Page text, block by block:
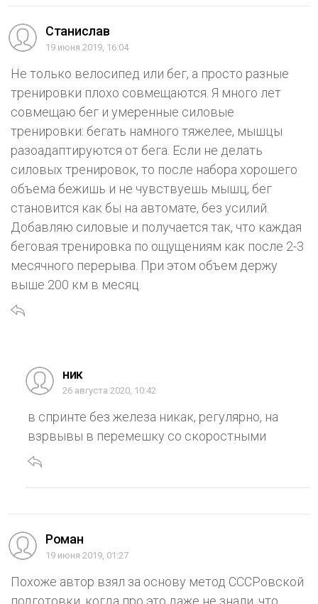
Станислав
19 июня 2019, 16:04
Не только велосипед или бег, а просто разные
тренировки плохо совмещаются. Я много лет
совмещаю бег и умеренные силовые
тренировки: бегать намного тяжелее, мышцы
разоадаптируются от бега. Если не делать
силовых тренировок, то после набора хорошего
объема бежишь и не чувствуешь мышц, бег
становится как бы на автомате, без усилий.
Добавляю силовые и получается так, что каждая
беговая тренировка по ощущениям как после 2-3
месячного перерыва. При этом объем держу
выше 200 км в месяц.
ник
26 августа 2020, 10:42
в спринте без железа никак, регулярно, на
взрвывы в перемешку со скоростными
Роман
19 июня 2019, 01:27
Похоже автор взял за основу метод СССРовской
подготовки, когда про это даже не знали, что